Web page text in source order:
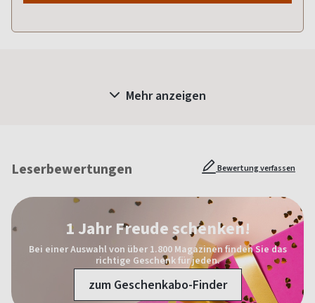
Mehr anzeigen
Leserbewertungen Bewertung verfassen
1 Jahr Freude schenken!
Bei einer Auswahl von über 1.800 Magazinen finden Sie das
richtige Geschenk für jeden.
zum Geschenkabo-Finder